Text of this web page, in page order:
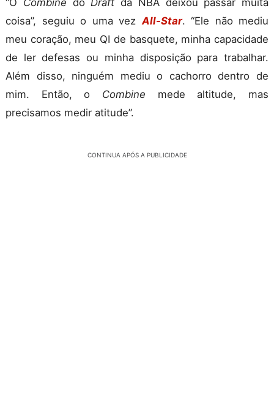
“O Combine doDraft da NBA deixou passar muita
coisa”, seguiu o uma vezAll-Star. “Ele não mediu
meu coração, meu QI de basquete, minha capacidade
de ler defesas ou minha disposição para trabalhar.
Além disso, ninguém mediu o cachorro dentro de
mim. Então, o Combine mede altitude, mas
precisamos medir atitude”.
CONTINUA APÓS A PUBLICIDADE